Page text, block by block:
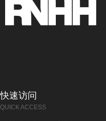
快速访问
QUICK ACCESS